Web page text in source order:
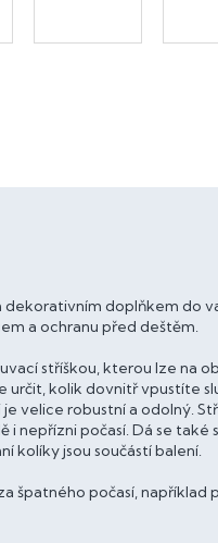
doplňkem do
a ochranu před deštěm.
stříškou, kterou lze na
kolik dovnitř vpustíte
velice robustní a odolný.
nepřízni počasí. Dá se také
kolíky jsou součástí balení.
počasí, například